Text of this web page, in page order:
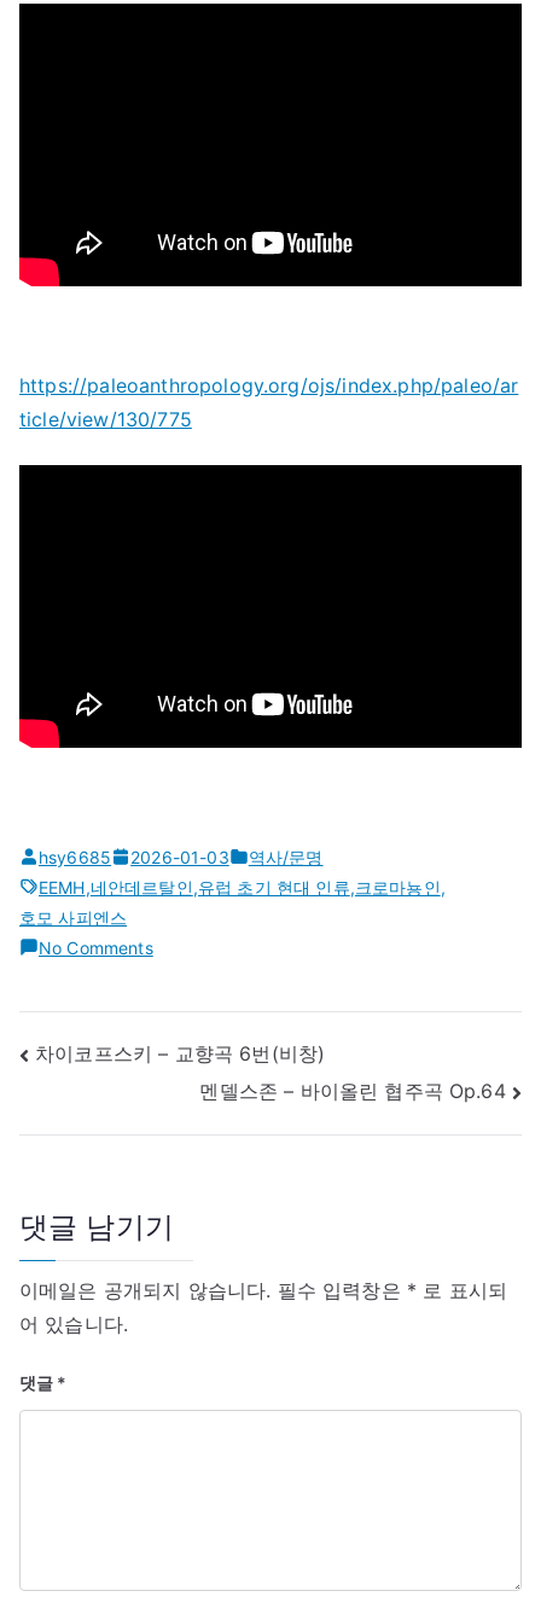
https://paleoanthropology.org/ojs/index.php/paleo/ar
ticle/view/130/775
hsy6685 2026-01-03
역사/문명
EEMH,네안데르탈인,유럽 초기 현대 인류,크로마뇽인,
호모 사피엔스
No Commentson
로
럽
인
의
글
게
차이코프스키 – 교향곡 6번(비창)
멘델스존 – 바이올린 협주곡 Op.64
댓글 남기기
이메일은 공개되지 않습니다. 필수 입력창은 * 로 표시되
어 있습니다.
댓글 *